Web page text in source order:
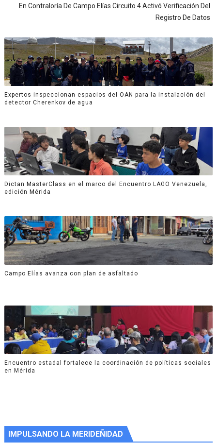
En Contraloría De Campo Elías Circuito 4 Activó Verificación Del
Registro De Datos
Expertos inspeccionan espacios del OAN para la instalación del
detector Cherenkov de agua
Dictan MasterClass en el marco del Encuentro LAGO Venezuela,
edición Mérida
Campo Elías avanza con plan de asfaltado
Encuentro estadal fortalece la coordinación de políticas sociales
en Mérida
IMPULSANDO LA MERIDEÑIDAD